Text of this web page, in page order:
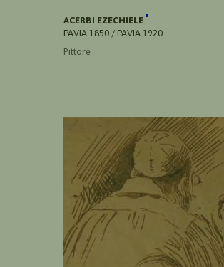
ACERBI EZECHIELE
PAVIA 1850 / PAVIA 1920
Pittore